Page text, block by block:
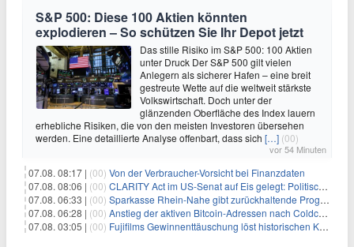
S&P 500: Diese 100 Aktien könnten
explodieren – So schützen Sie Ihr Depot jetzt
Das stille Risiko im S&P 500: 100 Aktien
unter Druck Der S&P 500 gilt vielen
Anlegern als sicherer Hafen – eine breit
gestreute Wette auf die weltweit stärkste
Volkswirtschaft. Doch unter der
glänzenden Oberfläche des Index lauern
erhebliche Risiken, die von den meisten Investoren übersehen
werden. Eine detaillierte Analyse offenbart, dass sich […] (00)
vor 54 Minuten
07.08. 08:17 | (00) Von der Verbraucher-Vorsicht bei Finanzdaten
07.08. 08:06 | (00) CLARITY Act im US-Senat auf Eis gelegt: Politische Differenzen verzögern Krypto-Gesetzgebung bis September
07.08. 06:33 | (00) Sparkasse Rhein-Nahe gibt zurückhaltende Prognose
07.08. 06:28 | (00) Anstieg der aktiven Bitcoin-Adressen nach Coldcard-Panik
07.08. 03:05 | (00) Fujifilms Gewinnenttäuschung löst historischen Kursrückgang aus